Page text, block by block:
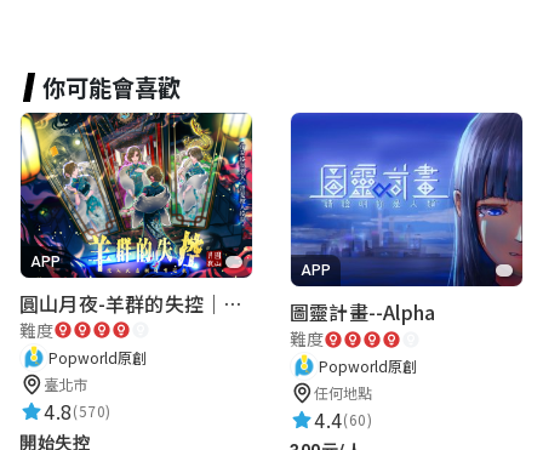
林冠儀
2022-05-13 02:01:43 ★★★★★
cool
Patty
2022-05-12 23:19:55
★★★★★
AR的部分做的很好，錄音也非常有臨場
你可能會喜歡
APP
圓山月夜-羊群的失控｜圓山飯店 ARG實境解謎遊戲
難度
Popworld原創
臺北市
4.8(570)
開始失控
APP
圖靈計畫--Alpha
難度
Popworld原創
任何地點
4.4(60)